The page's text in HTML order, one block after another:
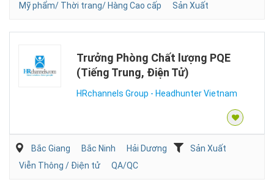
Mỹ phẩm/ Thời trang/ Hàng Cao cấp
Sản Xuất
Trưởng Phòng Chất lượng PQE
(Tiếng Trung, Điện Tử)
HRchannels Group - Headhunter Vietnam
Bắc Giang Bắc Ninh Hải Dương
Sản Xuất
Viễn Thông / Điện tử
QA/QC